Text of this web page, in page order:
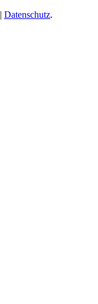
| Datenschutz.